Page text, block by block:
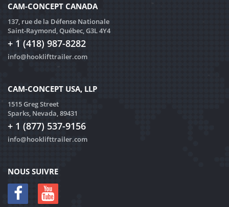
CAM-CONCEPT CANADA
137, rue de la Défense Nationale
Saint-Raymond, Québec, G3L 4Y4
+ 1 (418) 987-8282
info@hooklifttrailer.com
CAM-CONCEPT USA, LLP
1515 Greg Street
Sparks, Nevada, 89431
+ 1 (877) 537-9156
info@hooklifttrailer.com
NOUS SUIVRE